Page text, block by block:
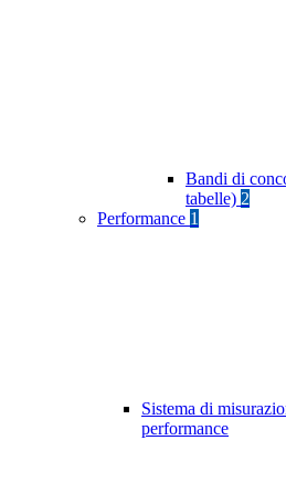
Bandi di
tabelle) 2
Performance 1
Sistema di
performance